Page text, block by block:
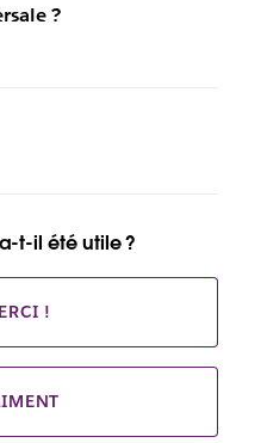
?
t-il été utile ?
!